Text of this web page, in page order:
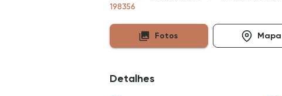
198356
Fotos Mapa
Detalhes